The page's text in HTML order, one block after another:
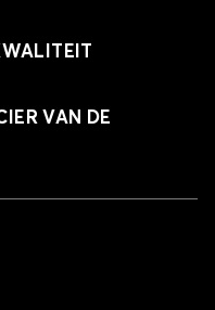
VAN DE